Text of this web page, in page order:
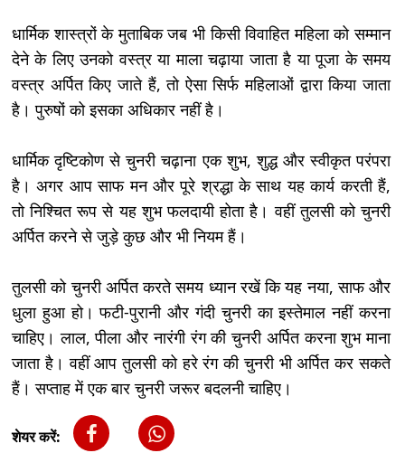
धार्मिक शास्त्रों के मुताबिक जब भी किसी विवाहित महिला को सम्मान
देने के लिए उनको वस्त्र या माला चढ़ाया जाता है या पूजा के समय
वस्त्र अर्पित किए जाते हैं, तो ऐसा सिर्फ महिलाओं द्वारा किया जाता
है। पुरुषों को इसका अधिकार नहीं है।
धार्मिक दृष्टिकोण से चुनरी चढ़ाना एक शुभ, शुद्ध और स्वीकृत परंपरा
है। अगर आप साफ मन और पूरे श्रद्धा के साथ यह कार्य करती हैं,
तो निश्चित रूप से यह शुभ फलदायी होता है। वहीं तुलसी को चुनरी
अर्पित करने से जुड़े कुछ और भी नियम हैं।
तुलसी को चुनरी अर्पित करते समय ध्यान रखें कि यह नया, साफ और
धुला हुआ हो। फटी-पुरानी और गंदी चुनरी का इस्तेमाल नहीं करना
चाहिए। लाल, पीला और नारंगी रंग की चुनरी अर्पित करना शुभ माना
जाता है। वहीं आप तुलसी को हरे रंग की चुनरी भी अर्पित कर सकते
हैं। सप्ताह में एक बार चुनरी जरूर बदलनी चाहिए।
शेयर करें: